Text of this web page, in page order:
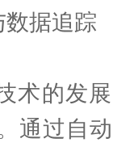
据追踪
的发展
通过自